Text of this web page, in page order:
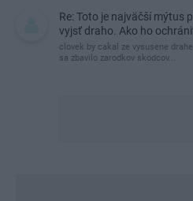
Re: Toto je najväčší mýtus
vyjsť draho. Ako ho
clovek by cakal ze vysusene
sa zbavilo zarodkov skodcov...